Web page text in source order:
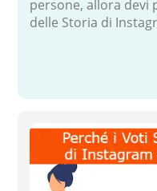
persone, allora devi
delle Storia di